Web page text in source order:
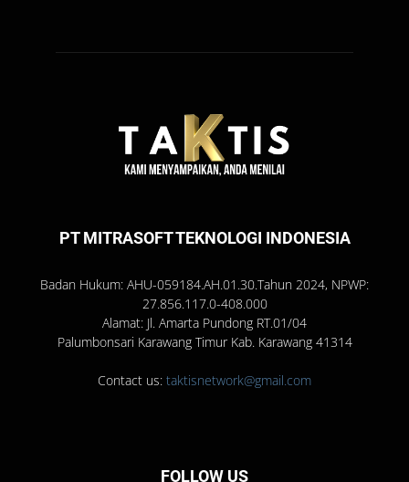
PT MITRASOFT TEKNOLOGI INDONESIA
Badan Hukum: AHU-059184.AH.01.30.Tahun 2024, NPWP:
27.856.117.0-408.000
Alamat: Jl. Amarta Pundong RT.01/04
Palumbonsari Karawang Timur Kab. Karawang 41314
Contact us: taktisnetwork@gmail.com
FOLLOW US